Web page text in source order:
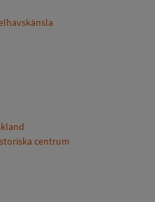
centrum